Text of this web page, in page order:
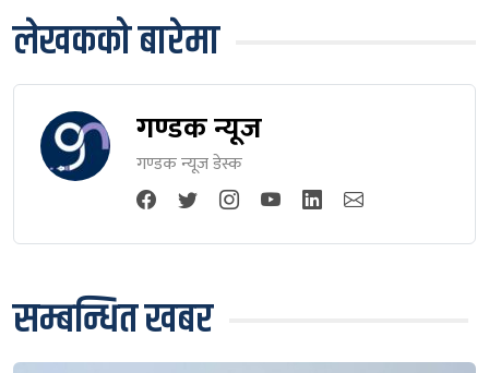
लेखकको बारेमा
गण्डक न्यूज
गण्डक न्यूज डेस्क
सम्बन्धित खबर